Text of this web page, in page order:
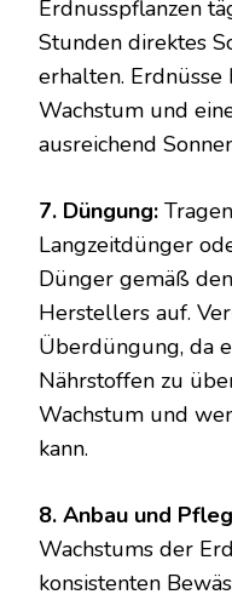
Erdnusspflanzen
Stunden direktes
erhalten.
Wachstum und
ausreichend
7. Düngung:
Langzeitdünger
Dünger gemäß
Herstellers auf.
Überdüngung, da
Nährstoffen zu
Wachstum und
kann.
8. Anbau und
Wachstums der
konsistenten